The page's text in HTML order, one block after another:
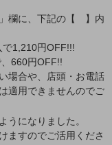
欄に、下記の【 】内
で1,210円OFF!!!
660円OFF!!
場合や、店頭・お電話
適用できませんのでご
うになりました。
ますのでご活用くださ